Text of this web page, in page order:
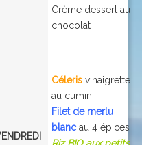
Crème dessert au
chocolat
Céleris vinaigrette
au cumin
Filet de merlu
blancau 4 épices